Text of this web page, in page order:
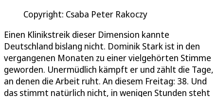
Copyright: Csaba Peter Rakoczy
Einen Klinikstreik dieser Dimension kannte
Deutschland bislang nicht. Dominik Stark ist in den
vergangenen Monaten zu einer vielgehörten Stimme
geworden. Unermüdlich kämpft er und zählt die Tage,
an denen die Arbeit ruht. An diesem Freitag: 38. Und
das stimmt natürlich nicht, in wenigen Stunden steht